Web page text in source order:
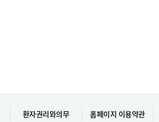
환자권리와의무 홈페이지 이용약관